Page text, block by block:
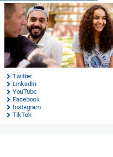
Twitter
LinkedIn
YouTube
Facebook
Instagram
TikTok